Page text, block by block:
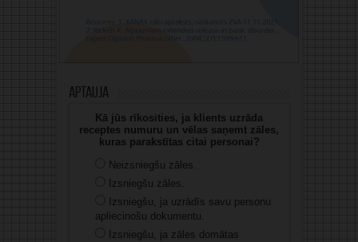
Aptauja
Kā jūs rīkosities, ja klients uzrāda
receptes numuru un vēlas saņemt zāles,
kuras parakstītas citai personai?
Neizsniegšu zāles.
Izsniegšu zāles.
Izsniegšu, ja uzrādīs savu personu
apliecinošu dokumentu.
Izsniegšu, ja zāles domātas